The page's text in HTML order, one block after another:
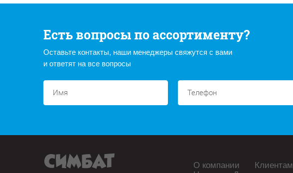
Есть вопросы по ассортименту?
Оставьте контакты, наши менеджеры свяжутся с вами
и ответят на все вопросы
О компании Клиентам